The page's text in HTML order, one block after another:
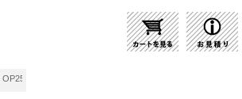
| 商品紹介 | 照明器具の通販・インテリア照明の通